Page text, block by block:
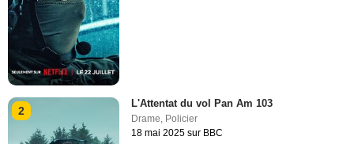
2
L'Attentat du vol Pan Am 103
Drame, Policier
18 mai 2025 sur BBC